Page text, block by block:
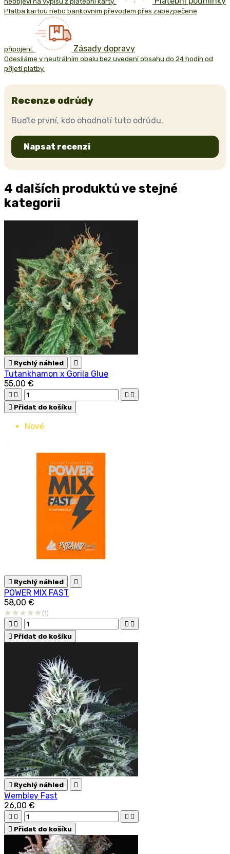
Platba kartou nebo bankovním převodem přes zabezpečené
připojení. Zásady dopravy
Odesíláme v neutrálním obalu bez uvedení obsahu do 24 hodin od
přijetí platby.
Recenze odrůdy
Buďte první, kdo ohodnotí tuto odrůdu.
Napsat recenzi
4 dalších produktů ve stejné
kategorii
 Rychlý náhled 
Tutankhamon x Gorila Glue
55,00 €
   
 Přidat do košíku
Nové
 Rychlý náhled 
POWER MIX FAST
58,00 €
(1)
   
 Přidat do košíku
 Rychlý náhled 
Wembley Fast
26,00 €
   
 Přidat do košíku